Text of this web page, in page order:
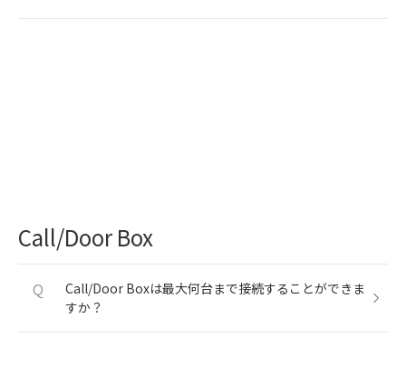
Call/Door Box
Q
Call/Door Boxは最大何台まで接続することができま
すか？